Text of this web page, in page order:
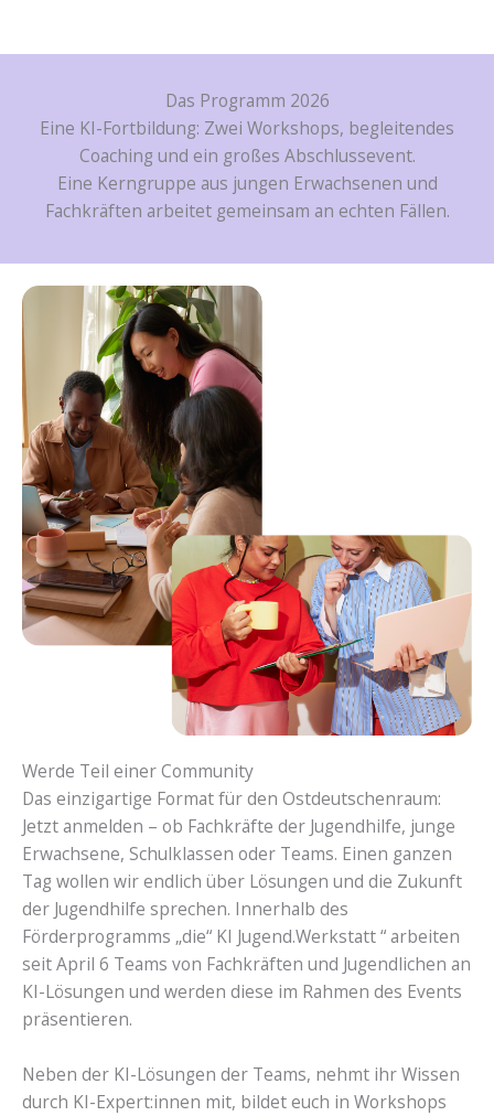
Das Programm 2026
Eine KI-Fortbildung: Zwei Workshops, begleitendes
Coaching und ein großes Abschlussevent.
Eine Kerngruppe aus jungen Erwachsenen und
Fachkräften arbeitet gemeinsam an echten Fällen.
Werde Teil einer Community
Das einzigartige Format für den Ostdeutschenraum:
Jetzt anmelden – ob Fachkräfte der Jugendhilfe, junge
Erwachsene, Schulklassen oder Teams. Einen ganzen
Tag wollen wir endlich über Lösungen und die Zukunft
der Jugendhilfe sprechen. Innerhalb des
Förderprogramms „die“ KI Jugend.Werkstatt “ arbeiten
seit April 6 Teams von Fachkräften und Jugendlichen an
KI-Lösungen und werden diese im Rahmen des Events
präsentieren.
Neben der KI-Lösungen der Teams, nehmt ihr Wissen
durch KI-Expert:innen mit, bildet euch in Workshops